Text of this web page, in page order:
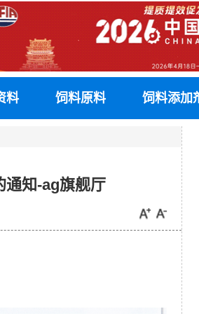
料 饲料原料 饲料添加
通知-ag旗舰厅